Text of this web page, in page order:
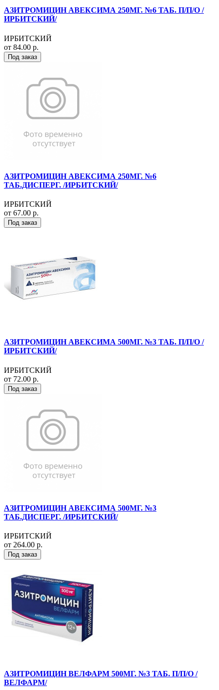
АЗИТРОМИЦИН АВЕКСИМА 250МГ. №6 ТАБ. П/П/О /
ИРБИТСКИЙ/
ИРБИТСКИЙ
от 84.00 р.
Под заказ
АЗИТРОМИЦИН АВЕКСИМА 250МГ. №6
ТАБ.ДИСПЕРГ. /ИРБИТСКИЙ/
ИРБИТСКИЙ
от 67.00 р.
Под заказ
АЗИТРОМИЦИН АВЕКСИМА 500МГ. №3 ТАБ. П/П/О /
ИРБИТСКИЙ/
ИРБИТСКИЙ
от 72.00 р.
Под заказ
АЗИТРОМИЦИН АВЕКСИМА 500МГ. №3
ТАБ.ДИСПЕРГ. /ИРБИТСКИЙ/
ИРБИТСКИЙ
от 264.00 р.
Под заказ
АЗИТРОМИЦИН ВЕЛФАРМ 500МГ. №3 ТАБ. П/П/О /
ВЕЛФАРМ/